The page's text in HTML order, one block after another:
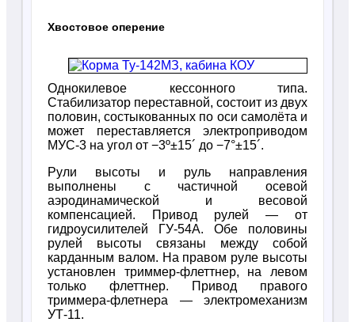
Хвостовое оперение
Однокилевое кессонного типа.
Стабилизатор переставной, состоит из двух
половин, состыкованных по оси самолёта и
может переставляется электроприводом
МУС-3 на угол от −3º±15´ до −7°±15´.
Рули высоты и руль направления
выполнены с частичной осевой
аэродинамической и весовой
компенсацией. Привод рулей — от
гидроусилителей ГУ-54А. Обе половины
рулей высоты связаны между собой
карданным валом. На правом руле высоты
установлен триммер-флеттнер, на левом
только флеттнер. Привод правого
триммера-флетнера — электромеханизм
УТ-11.